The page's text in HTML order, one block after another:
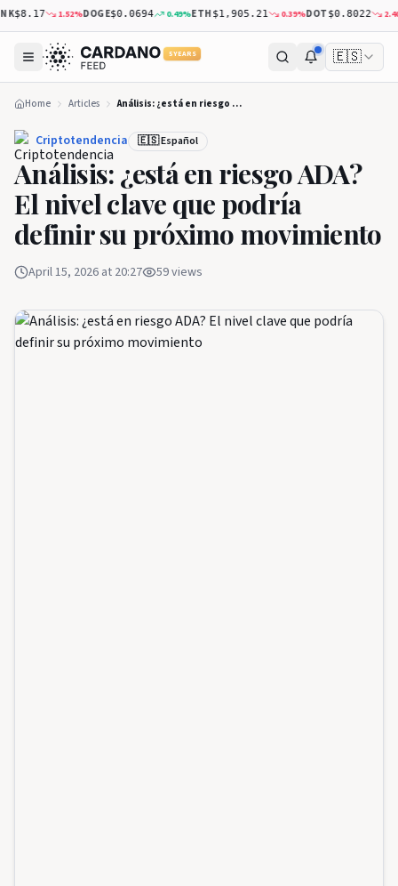
$8.17 1.52%DOGE$0.0694 0.49%ETH$1,905.21 0.39%DOT$0.8022 2.40%
5 YEARS 🇪🇸
Home Articles Análisis: ¿está en riesgo ADA? El nivel clave que podría definir su próximo movimiento
Criptotendencia 🇪🇸 Español
Análisis: ¿está en riesgo ADA?
El nivel clave que podría
definir su próximo movimiento
April 15, 2026 at 20:27 59views